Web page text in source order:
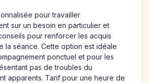
pour travailler
sur un besoin en particulier et
pour renforcer les acquis
la séance. Cette option est idéale
ponctuel et pour les
pas de troubles du
apparents. Tarif pour une heure de